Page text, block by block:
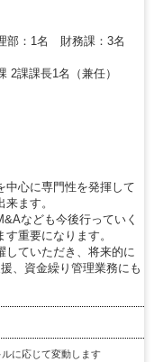
部：1名 財務課：3名
2課課長1名（兼任）
中心に専門性を発揮して
ます。
なども今後行っていく
重要になります。
していただき、将来的に
、資金繰り管理業務にも
に応じて変動します